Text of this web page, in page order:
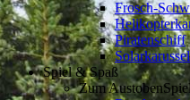
Frosch-
Piratenschiff
Spiel & Spaß
Zum Austoben